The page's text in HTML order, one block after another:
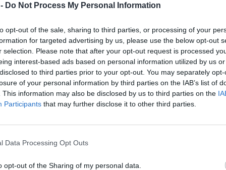
Do Not Process My Personal Information
opt-out of the sale, sharing to third parties, or processing of your
for targeted advertising by us, please use the below opt-out
selection. Please note that after your opt-out request is processed
interest-based ads based on personal information utilized by us
to third parties prior to your opt-out. You may separately
of your personal information by third parties on the IAB’s list of
This information may also be disclosed by us to third parties on the
Participants that may further disclose it to other third parties.
Data Processing Opt Outs
opt-out of the Sharing of my personal data.
žalu platí,
9
úzkost, environmentální
smutek. Jsou to nové
nebo prožívali podobné
i lidé v minulosti? Obavy z
se životního prostředí
Někdy ale mohou narůst
Jak poznáme, že nastal čas
I o tom jsme hovořili s
zabývajícím se
klimatické krize a